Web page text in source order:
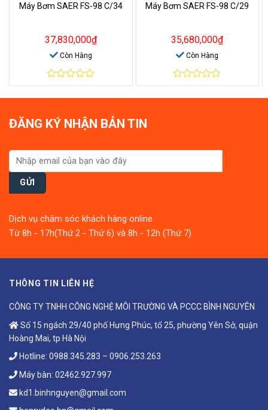
Máy Bơm SAER FS-98 C/34
37,830,000₫
Còn Hàng
0
out
Máy Bơm SAER FS-98 C/29
35,680,000₫
Còn Hàng
0
out
ĐĂNG KÝ NHẬN BẢN TIN
Dịch vụ chăm sóc khách hàng online
Từ 8h - 17h(Thứ 2 - Thứ 6) và 8h - 12h (Thứ 7)
THÔNG TIN LIÊN HỆ
CÔNG TY TNHH CÔNG NGHỆ MÔI TRƯỜNG VÀ PCCC BÌNH NGUYÊN
Số 15 ngách 29/40 phố Hưng Phúc, tổ 25, phường Yên Sở, quận
Hoàng Mai, tp Hà Nội
Hotline: 0988.345.283 – 0906.253.263
Máy bàn: 02462.927.997
kd1.binhnguyen@gmail.com